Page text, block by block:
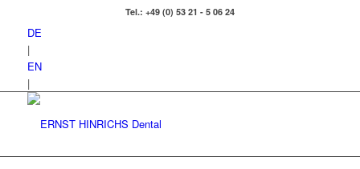
Tel.: +49 (0) 53 21 - 5 06 24
DE
|
EN
|